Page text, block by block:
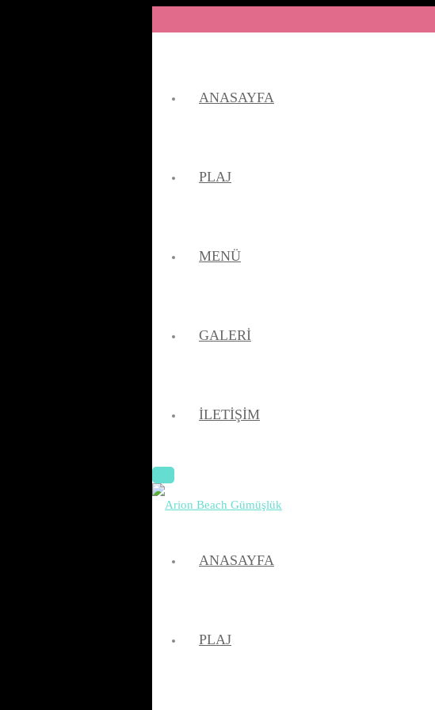
ANASAYFA
PLAJ
MENÜ
GALERI
İLETIŞIM
ANASAYFA
PLAJ